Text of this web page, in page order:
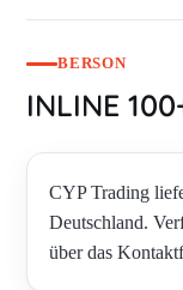
BERSON
INLINE
CYP Trading
Deutschland.
über das